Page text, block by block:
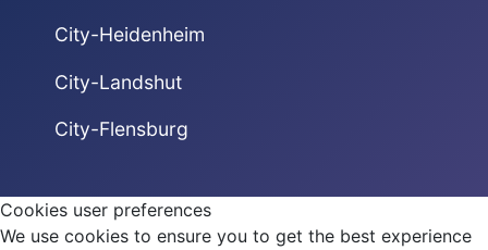
City-Heidenheim
City-Landshut
City-Flensburg
Cookies user preferences
We use cookies to ensure you to get the best experience